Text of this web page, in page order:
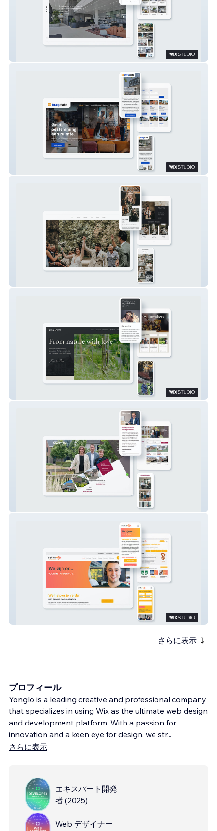
さらに表示
プロフィール
Yonglo is a leading creative and professional company
that specializes in using Wix as the ultimate web design
and development platform. With a passion for
innovation and a keen eye for design, we str...
さらに表示
エキスパート開発
者 (2025)
Web デザイナー